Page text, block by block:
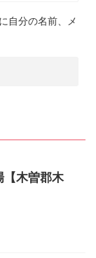
自分の名前、メ
【木曽郡木